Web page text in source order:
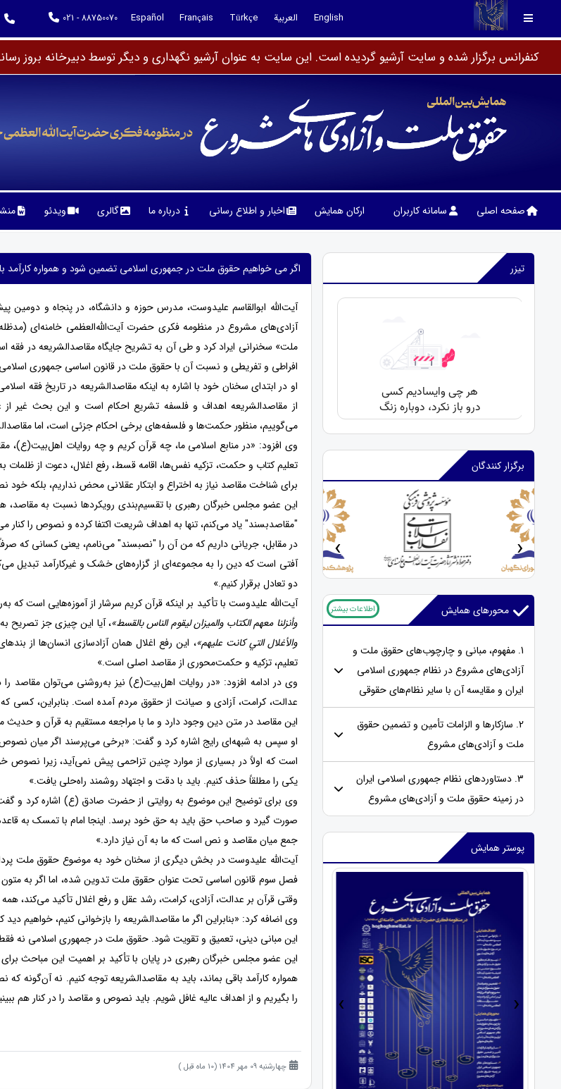
English العربية Türkçe
Français
Español
021 - 88750070
کنفرانس برگزار شده و سایت آرشیو گردیده است. این سایت به عنوان آرشیو نگهداری و دیگر توسط دبیرخانه بروز
صفحه اصلی سامانه کاربران ارکان همایش اخبار و اطلاع رسانی درباره ما گالری ویدئو
تیزر
برگزار کنندگان
‹ ›
محورهای همایش اطلاعات بیشتر
1. مفهوم، مبانی و چارچوب‌های حقوق ملت و
آزادی‌های مشروع در نظام جمهوری اسلامی
ایران و مقایسه‌ آن با سایر نظام‌های حقوقی
2. سازکارها و الزامات تأمین و تضمین حقوق
ملت و آزادی‌های مشروع
3. دستاوردهای نظام جمهوری اسلامی ایران
در زمینه حقوق ملت و آزادی‌های مشروع
پوستر همایش
› ‹
اگر می خواهیم حقوق ملت در جمهوری اسلامی تضمین شود و همواره کارآمد
آیت‌الله ابوالقاسم علیدوست، مدرس حوزه و دانشگاه، در پنجاه‌ و
آزادی‌های مشروع در منظومه فکری حضرت آیت‌الله‌العظمی خامنه‌ای
ملت» سخنرانی ایراد کرد و طی آن به تشریح جایگاه مقاصدالشریعه در فقه
افراطی و تفریطی و نسبت آن با حقوق ملت در قانون اساسی جمهوری
او در ابتدای سخنان خود با اشاره به اینکه مقاصدالشریعه در تاریخ فقه
از مقاصدالشریعه اهداف و فلسفه تشریع احکام است و این بحث غیر از
می‌گوییم، منظور حکمت‌ها و فلسفه‌های برخی احکام جزئی است، اما
وی افزود: «در منابع اسلامی ما، چه قرآن کریم و چه روایات اهل‌بیت(ع)،
تعلیم کتاب و حکمت، تزکیه نفس‌ها، اقامه قسط، رفع اغلال، دعوت از
برای شناخت مقاصد نیاز به اختراع و ابتکار عقلانی محض نداریم، بلکه
این عضو مجلس خبرگان رهبری با تقسیم‌بندی رویکردها نسبت به مقاصد،
"مقاصدبسند" یاد می‌کنم، تنها به اهداف شریعت اکتفا کرده و نصوص را
در مقابل، جریانی داریم که من آن را "نصبسند" می‌نامم، یعنی کسانی که
آفتی است که دین را به مجموعه‌ای از گزاره‌های خشک و غیرکارآمد
دو تعادل برقرار کنیم.»
آیت‌الله علیدوست با تأکید بر اینکه قرآن کریم سرشار از آموزه‌هایی است
وأنزلنا معهم الکتاب والميزان ليقوم الناس بالقسط»، آیا این چیزی جز تصریح
والأغلال التي کانت عليهم»، این رفع اغلال همان آزادسازی انسان‌ها از
تعلیم، تزکیه و حکمت‌محوری از مقاصد اصلی است.»
وی در ادامه افزود: «در روایات اهل‌بیت(ع) نیز به‌روشنی می‌توان مقاصد را
عدالت، کرامت، آزادی و صیانت از حقوق مردم آمده است. بنابراین،
این مقاصد در متن دین وجود دارد و ما با مراجعه مستقیم به قرآن و حدیث
او سپس به شبهه‌ای رایج اشاره کرد و گفت: «برخی می‌پرسند اگر میان نصوص
است که اولاً در بسیاری از موارد چنین تزاحمی پیش نمی‌آید، زیرا نصوص
یکی را مطلقاً حذف کنیم. باید با دقت و اجتهاد روشمند راه‌حلی یافت.»
وی برای توضیح این موضوع به روایتی از حضرت صادق (ع) اشاره کرد و
صورت گیرد و صاحب حق باید به حق خود برسد. اینجا امام با تمسک به
جمع میان مقاصد و نص است که ما به آن نیاز دارد.»
آیت‌الله علیدوست در بخش دیگری از سخنان خود به موضوع حقوق ملت
فصل سوم قانون اساسی تحت عنوان حقوق ملت تدوین شده، اما اگر به
وقتی قرآن بر عدالت، آزادی، کرامت، رشد عقل و رفع اغلال تأکید می‌کند،
وی اضافه کرد: «بنابراین اگر ما مقاصدالشریعه را بازخوانی کنیم، خواهیم
این مبانی دینی، تعمیق و تقویت شود. حقوق ملت در جمهوری اسلامی نه
این عضو مجلس خبرگان رهبری در پایان با تأکید بر اهمیت این مباحث
همواره کارآمد باقی بماند، باید به مقاصدالشریعه توجه کنیم. نه آن‌گونه
را بگیریم و از اهداف عالیه غافل شویم. باید نصوص و مقاصد را در کنار
چهارشنبه 09 مهر 1404 (10 ماه قبل )